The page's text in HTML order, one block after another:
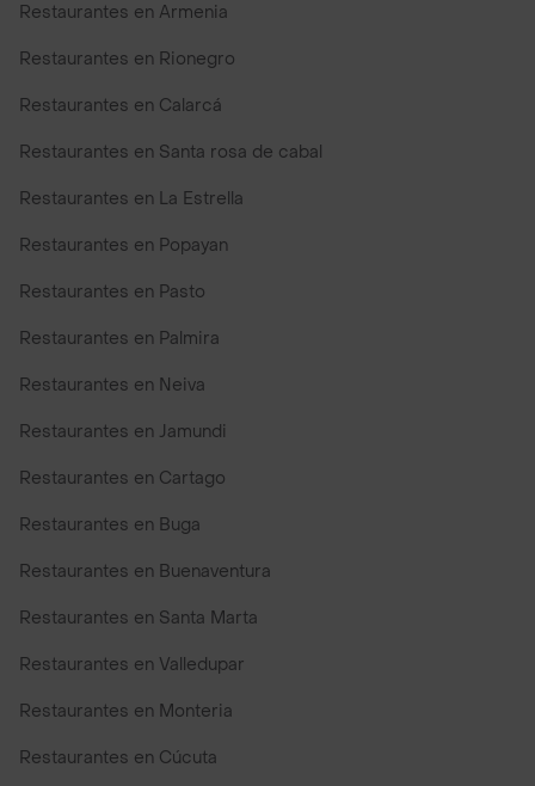
Restaurantes en Armenia
Restaurantes en Rionegro
Restaurantes en Calarcá
Restaurantes en Santa rosa de cabal
Restaurantes en La Estrella
Restaurantes en Popayan
Restaurantes en Pasto
Restaurantes en Palmira
Restaurantes en Neiva
Restaurantes en Jamundi
Restaurantes en Cartago
Restaurantes en Buga
Restaurantes en Buenaventura
Restaurantes en Santa Marta
Restaurantes en Valledupar
Restaurantes en Monteria
Restaurantes en Cúcuta